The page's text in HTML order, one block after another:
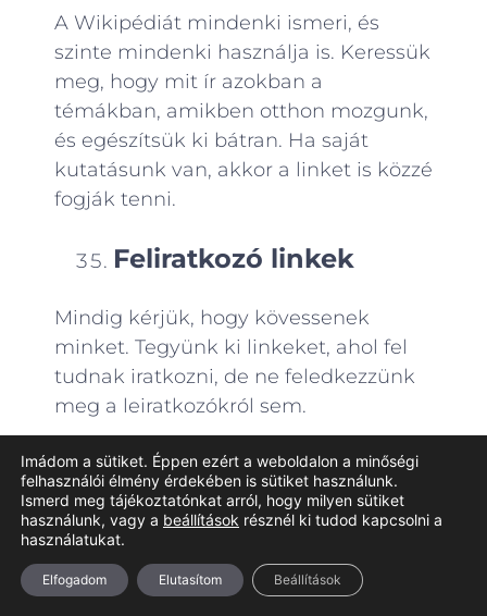
A Wikipédiát mindenki ismeri, és
szinte mindenki használja is. Keressük
meg, hogy mit ír azokban a
témákban, amikben otthon mozgunk,
és egészítsük ki bátran. Ha saját
kutatásunk van, akkor a linket is közzé
fogják tenni.
Feliratkozó linkek
Mindig kérjük, hogy kövessenek
minket. Tegyünk ki linkeket, ahol fel
tudnak iratkozni, de ne feledkezzünk
meg a leiratkozókról sem.
Leiratkozó linkek
A Google nem szereti, ha az
internetező bosszankodik. Inkább
adjuk meg nekik a leiratkozó linkeket,
Imádom a sütiket. Éppen ezért a weboldalon a minőségi
felhasználói élmény érdekében is sütiket használunk.
Ismerd meg tájékoztatónkat arról, hogy milyen sütiket
használunk, vagy a beállítások résznél ki tudod kapcsolni a
használatukat.
Elfogadom Elutasítom Beállítások